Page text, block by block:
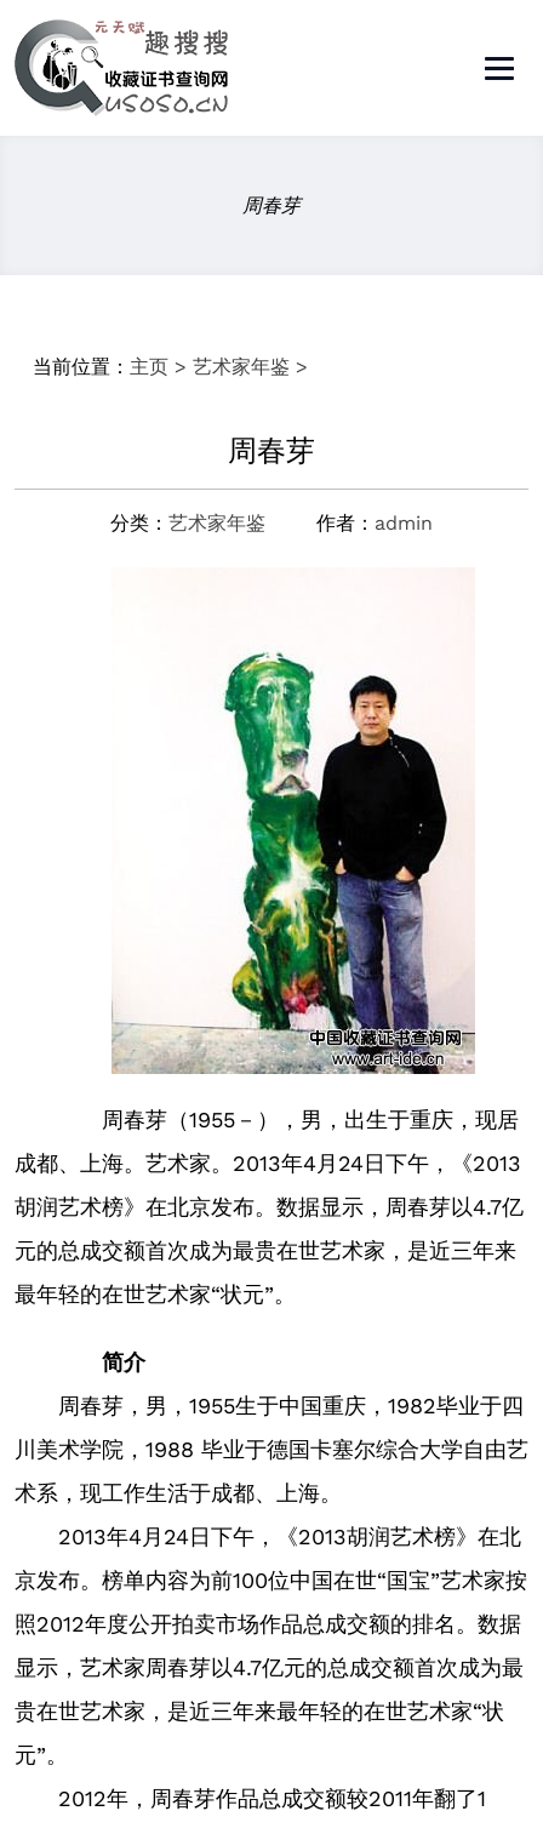
周春芽
当前位置： 主页 > 艺术家年鉴 >
周春芽
分类： 艺术家年鉴 作者： admin
周春芽（1955－），男，出生于重庆，现居
成都、上海。艺术家。2013年4月24日下午，《2013
胡润艺术榜》在北京发布。数据显示，周春芽以4.7亿
元的总成交额首次成为最贵在世艺术家，是近三年来
最年轻的在世艺术家“状元”。
简介
周春芽，男，1955生于中国重庆，1982毕业于四
川美术学院，1988 毕业于德国卡塞尔综合大学自由艺
术系，现工作生活于成都、上海。
2013年4月24日下午，《2013胡润艺术榜》在北
京发布。榜单内容为前100位中国在世“国宝”艺术家按
照2012年度公开拍卖市场作品总成交额的排名。数据
显示，艺术家周春芽以4.7亿元的总成交额首次成为最
贵在世艺术家，是近三年来最年轻的在世艺术家“状
元”。
2012年，周春芽作品总成交额较2011年翻了1